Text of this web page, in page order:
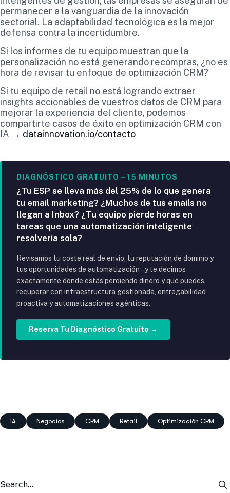
permanecer a la vanguardia de la innovación
sectorial. La adaptabilidad tecnológica es la mejor
defensa contra la incertidumbre.
Si los informes de tu equipo muestran que la
personalización no está generando recompras, ¿no es
hora de revisar tu enfoque de optimización CRM?
Si tu equipo de retail no está logrando extraer
insights accionables de vuestros datos de CRM para
mejorar la experiencia del cliente, podemos
compartirte casos de éxito en optimización CRM con
IA → datainnovation.io/contacto
DIAGNÓSTICO GRATUITO – 15 MINUTOS
¿Tu ESP se lleva más del 25% de lo que genera
tu email marketing? ¿Muchos de tus emails no
llegan a Inbox? ¿Tu equipo pierde horas en
tareas que una automatización inteligente
resolvería sola?
Revisamos tu coste real de envío, tu reputación de dominio y
tus oportunidades de automatización – y te decimos
exactamente dónde estás perdiendo dinero y qué puedes
recuperar con infraestructura gestionada, entregabilidad
proactiva y automatizaciones agénticas.
Reserva Tu Diagnóstico Gratuito →
IA Negocios CRM Retail Optimización CRM